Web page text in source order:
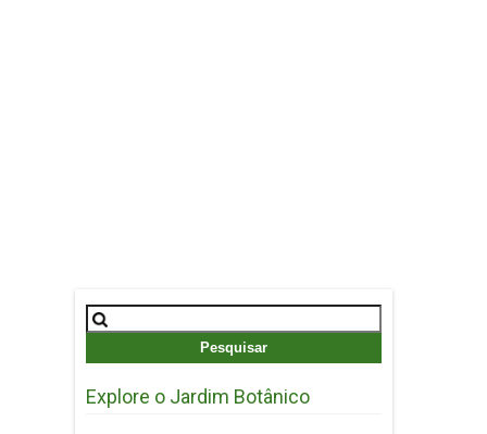
Pesquisar
por:
Explore o Jardim Botânico